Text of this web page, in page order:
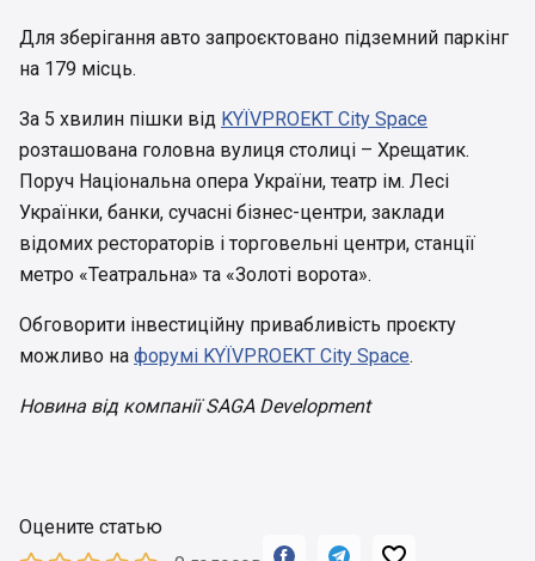
Для зберігання авто запроєктовано підземний паркінг
на 179 місць.
За 5 хвилин пішки від KYЇVPROEKT Citу Space
розташована головна вулиця столиці – Хрещатик.
Поруч Національна опера України, театр ім. Лесі
Українки, банки, сучасні бізнес-центри, заклади
відомих рестораторів і торговельні центри, станції
метро «Театральна» та «Золоті ворота».
Обговорити інвестиційну привабливість проєкту
можливо на форумі KYЇVPROEKT Citу Space.
Новина від компанії SAGA Development
Оцените статью
 